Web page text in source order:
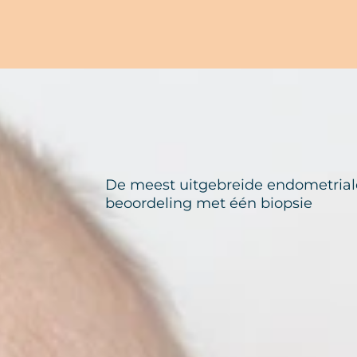
De meest uitgebreide
beoordeling met één biopsie